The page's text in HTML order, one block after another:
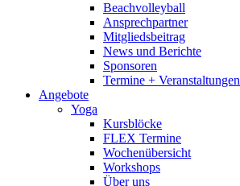
Beachvolleyball
Ansprechpartner
Mitgliedsbeitrag
News und Berichte
Sponsoren
Termine + Veranstaltungen
Angebote
Yoga
Kursblöcke
FLEX Termine
Wochenübersicht
Workshops
Über uns